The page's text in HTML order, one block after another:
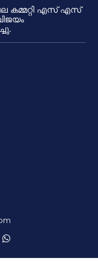
കമ്മറ്റി എസ് എസ്